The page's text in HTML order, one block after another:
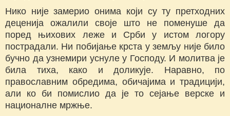
Нико није замерио онима који су ту претходних
деценија ожалили своје што не поменуше да
поред њихових леже и Срби у истом логору
пострадали. Ни побијање крста у земљу није било
бучно да узнемири уснуле у Господу. И молитва је
била тиха, како и доликује. Наравно, по
православним обредима, обичајима и традицији,
али ко би помислио да је то сејање верске и
националне мржње.